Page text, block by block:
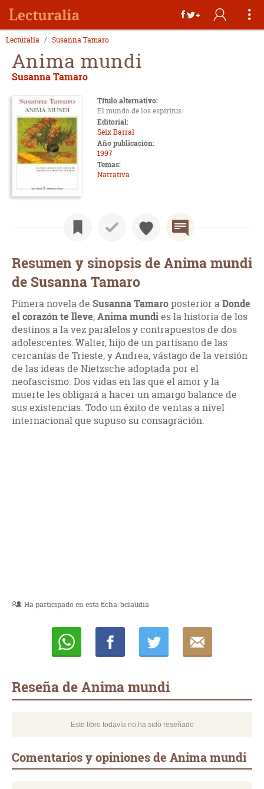
Lecturalia Susanna Tamaro
Anima mundi
Susanna Tamaro
Título alternativo:
El mundo de los espíritus
Editorial:
Seix Barral
Año publicación:
1997
Temas:
Narrativa
Resumen y sinopsis de Anima mundi
de Susanna Tamaro
Pimera novela de Susanna Tamaroposterior aDonde
el corazón te lleve,Anima mundies la historia de los
destinos a la vez paralelos y contrapuestos de dos
adolescentes: Walter, hijo de un partisano de las
cercanías de Trieste, y Andrea, vástago de la versión
de las ideas de Nietzsche adoptada por el
neofascismo. Dos vidas en las que el amor y la
muerte les obligará a hacer un amargo balance de
sus existencias. Todo un éxito de ventas a nivel
internacional que supuso su consagración.
Ha participado en esta ficha:bclaudia
Reseña de Anima mundi
Este libro todavía no ha sido reseñado
Comentarios y opiniones de Anima mundi